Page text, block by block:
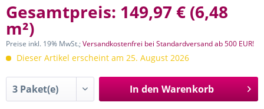
Gesamtpreis: 149,97 € (6,48
m²)
Preise inkl. 19% MwSt.;Versandkostenfrei bei Standardversand ab 500 EUR!
Dieser Artikel erscheint am 25. August 2026
In den Warenkorb